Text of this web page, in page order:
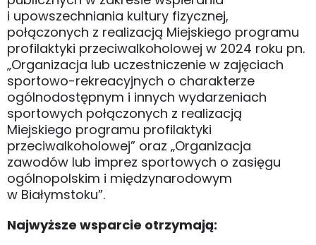
i upowszechniania kultury fizycznej,
połączonych z realizacją Miejskiego programu
profilaktyki przeciwalkoholowej w 2024 roku pn.
„Organizacja lub uczestniczenie w zajęciach
sportowo-rekreacyjnych o charakterze
ogólnodostępnym i innych wydarzeniach
sportowych połączonych z realizacją
Miejskiego programu profilaktyki
przeciwalkoholowej” oraz „Organizacja
zawodów lub imprez sportowych o zasięgu
ogólnopolskim i międzynarodowym
w Białymstoku”.
Najwyższe wsparcie otrzymają: